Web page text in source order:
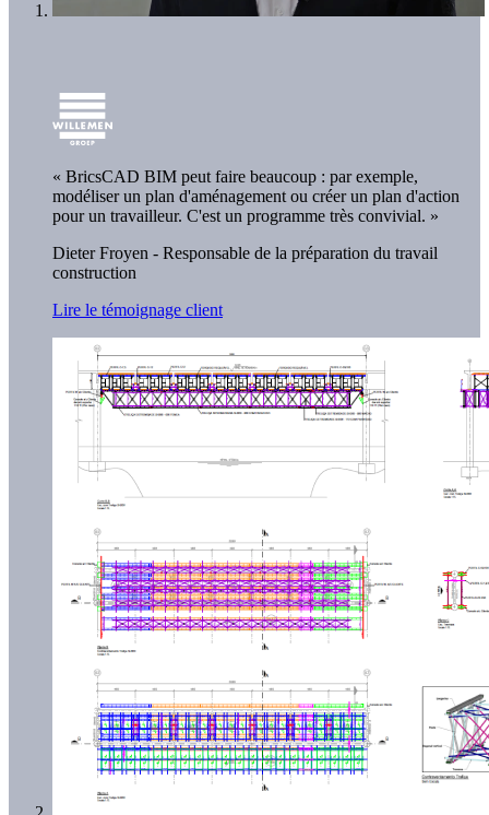
« BricsCAD BIM peut faire beaucoup : par exemple,
modéliser un plan d'aménagement ou créer un plan d'action
pour un travailleur. C'est un programme très convivial. »
Dieter Froyen - Responsable de la préparation du travail
construction
Lire le témoignage client